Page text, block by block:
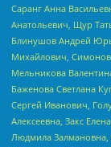
Саранг Анна
Анатольевич, Щур
Блинушов Андрей
Михайлович,
Мельникова
Баженова Светлана
Сергей Иванович,
Алексеевна, Закс
Людмила Залмановна,